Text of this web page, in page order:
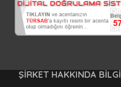
ŞIRKET HAKKINDA BILGI